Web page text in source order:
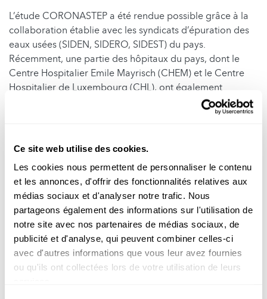
Ce site web utilise des cookies.
Les cookies nous permettent de personnaliser le contenu
et les annonces, d'offrir des fonctionnalités relatives aux
médias sociaux et d'analyser notre trafic. Nous
partageons également des informations sur l'utilisation de
notre site avec nos partenaires de médias sociaux, de
publicité et d'analyse, qui peuvent combiner celles-ci
avec d'autres informations que vous leur avez fournies
ou qu'ils ont collectées lors de votre utilisation de leurs
L’étude CORONASTEP a été rendue possible grâce à la
collaboration établie avec les syndicats d’épuration des
eaux usées (SIDEN, SIDERO, SIDEST) du pays.
Récemment, une partie des hôpitaux du pays, dont le
Centre Hospitalier Emile Mayrisch (CHEM) et le Centre
Hospitalier de Luxembourg (CHL), ont également
accepté de donner accès à leurs égouts pour traquer le
De l’importance de constituer des
réseaux de surveillance solides
La reconstruction de la dynamique du virus dans les eaux
usées luxembourgeoises grâce à des échantillons pris
avant le début de la crise sanitaire met en évidence
l’intérêt de poursuivre des programmes de surveillance
des eaux usées sur le long terme. Le LIST s’associe
d’ailleurs au niveau européen avec les principales